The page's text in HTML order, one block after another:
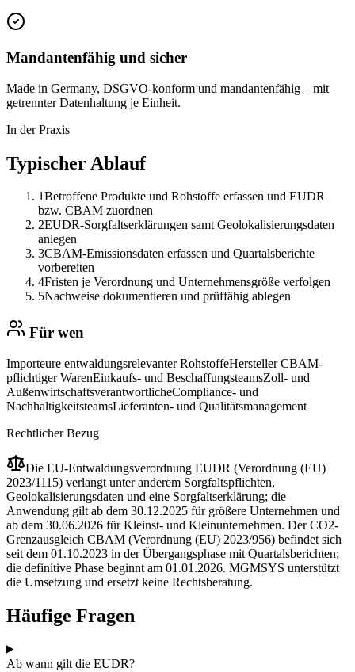
Mandantenfähig und sicher
Made in Germany, DSGVO-konform und mandantenfähig – mit
getrennter Datenhaltung je Einheit.
In der Praxis
Typischer Ablauf
1Betroffene Produkte und Rohstoffe erfassen und EUDR
bzw. CBAM zuordnen
2EUDR-Sorgfaltserklärungen samt Geolokalisierungsdaten
anlegen
3CBAM-Emissionsdaten erfassen und Quartalsberichte
vorbereiten
4Fristen je Verordnung und Unternehmensgröße verfolgen
5Nachweise dokumentieren und prüffähig ablegen
Für wen
Importeure entwaldungsrelevanter RohstoffeHersteller CBAM-
pflichtiger WarenEinkaufs- und BeschaffungsteamsZoll- und
AußenwirtschaftsverantwortlicheCompliance- und
NachhaltigkeitsteamsLieferanten- und Qualitätsmanagement
Rechtlicher Bezug
Die EU-Entwaldungsverordnung EUDR (Verordnung (EU)
2023/1115) verlangt unter anderem Sorgfaltspflichten,
Geolokalisierungsdaten und eine Sorgfaltserklärung; die
Anwendung gilt ab dem 30.12.2025 für größere Unternehmen und
ab dem 30.06.2026 für Kleinst- und Kleinunternehmen. Der CO2-
Grenzausgleich CBAM (Verordnung (EU) 2023/956) befindet sich
seit dem 01.10.2023 in der Übergangsphase mit Quartalsberichten;
die definitive Phase beginnt am 01.01.2026. MGMSYS unterstützt
die Umsetzung und ersetzt keine Rechtsberatung.
Häufige Fragen
Ab wann gilt die EUDR?